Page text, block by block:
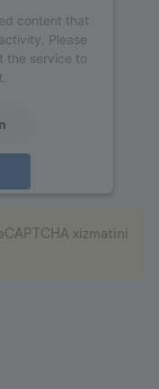
content that
Please
the service to
xizmatini